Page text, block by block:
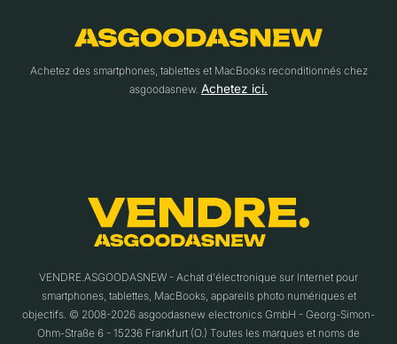
Achetez des smartphones, tablettes et MacBooks reconditionnés chez
asgoodasnew. Achetez ici.
VENDRE.ASGOODASNEW - Achat d'électronique sur Internet pour
smartphones, tablettes, MacBooks, appareils photo numériques et
objectifs. © 2008-2026 asgoodasnew electronics GmbH - Georg-Simon-
Ohm-Straße 6 - 15236 Frankfurt (O.) Toutes les marques et noms de